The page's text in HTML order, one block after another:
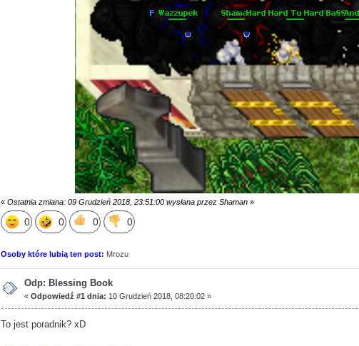
«Ostatnia zmiana: 09 Grudzień 2018, 23:51:00 wysłana przez Shaman »
0 0 0 0
Osoby które lubią ten post: Mrozu
Odp: Blessing Book
« Odpowiedź #1 dnia: 10 Grudzień 2018, 08:20:02 »
To jest poradnik? xD